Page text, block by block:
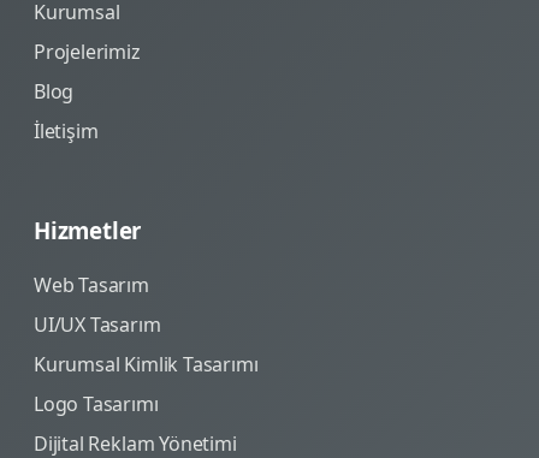
Kurumsal
Projelerimiz
Blog
İletişim
Hizmetler
Web Tasarım
UI/UX Tasarım
Kurumsal Kimlik Tasarımı
Logo Tasarımı
Dijital Reklam Yönetimi